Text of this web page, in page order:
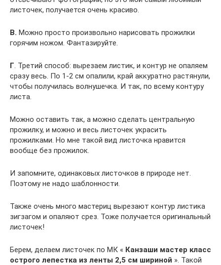
листочек, получается очень красиво.
В. Можно просто произвольно нарисовать прожилки
горячим ножом. Фантазируйте.
Г . Третий способ: вырезаем листик, и контур не опаляем
сразу весь. По 1-2 см опалили, край аккуратно растянули,
чтобы получилась волнушечка. И так, по всему контуру
листа.
Можно оставить так, а можно сделать центральную
прожилку, и можно и весь листочек украсить
прожилками. Но мне такой вид листочка нравится
вообще без прожилок.
И запомните, одинаковых листочков в природе нет.
Поэтому не надо шаблонности.
Также очень много мастериц вырезают контур листика
зигзагом и опаляют срез. Тоже получается оригинальный
листочек!
Берем, делаем листочек по МК « Канзаши мастер класс
острого лепестка из ленты 2,5 см шириной ». Такой